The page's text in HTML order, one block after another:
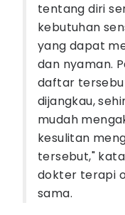
tentang diri
kebutuhan
yang dapat
dan nyaman.
daftar
dijangkau,
mudah
kesulitan
tersebut,"
dokter terapi
sama.